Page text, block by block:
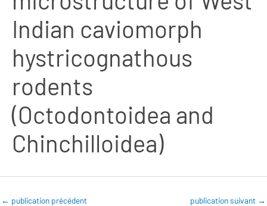
Indian caviomorph
hystricognathous
rodents
(Octodontoidea and
Chinchilloidea)
← publication précédent publication suivant →